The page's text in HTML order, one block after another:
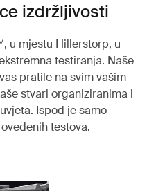
izdržljivosti
u mjestu Hillerstorp, u
testiranja. Naše
pratile na svim vašim
stvari organiziranima i
Ispod je samo
testova.